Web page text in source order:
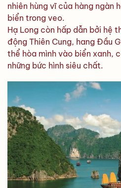
nhiên hùng vĩ của hàng ngàn
biển trong veo.
Hạ Long còn hấp dẫn bởi hệ
động Thiên Cung, hang Đầu
thể hòa mình vào biển xanh,
những bức hình siêu chất.